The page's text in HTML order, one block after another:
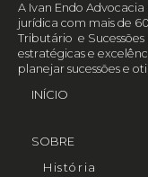
A Ivan Endo
jurídica com mais de
Tributário e
estratégicas e
planejar sucessões e
INÍCIO
SOBRE
História